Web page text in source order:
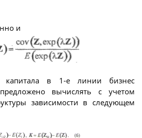
и
капитала в 1-е линии бизнес
вычислять с учетом
зависимости в следующем